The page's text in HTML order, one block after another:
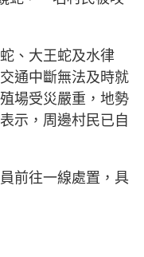
、大王蛇及水律
通中斷無法及時就
場受災嚴重，地勢
示，周邊村民已自
前往一線處置，具